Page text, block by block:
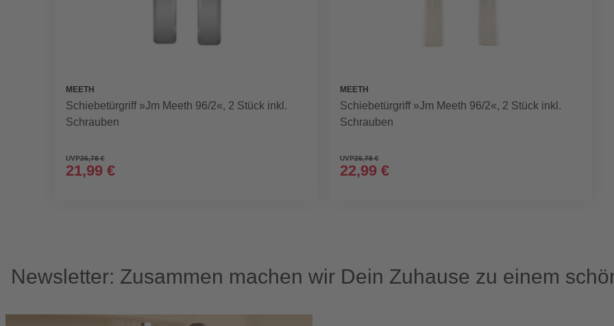
MEETH
Schiebetürgriff »Jm Meeth 96/2«, 2 Stück inkl.
Schrauben
UVP26,78 €
21,99 €
MEETH
Schiebetürgriff »Jm Meeth 96/2«, 2 Stück inkl.
Schrauben
UVP26,78 €
22,99 €
Newsletter: Zusammen machen wir Dein Zuhause zu einem